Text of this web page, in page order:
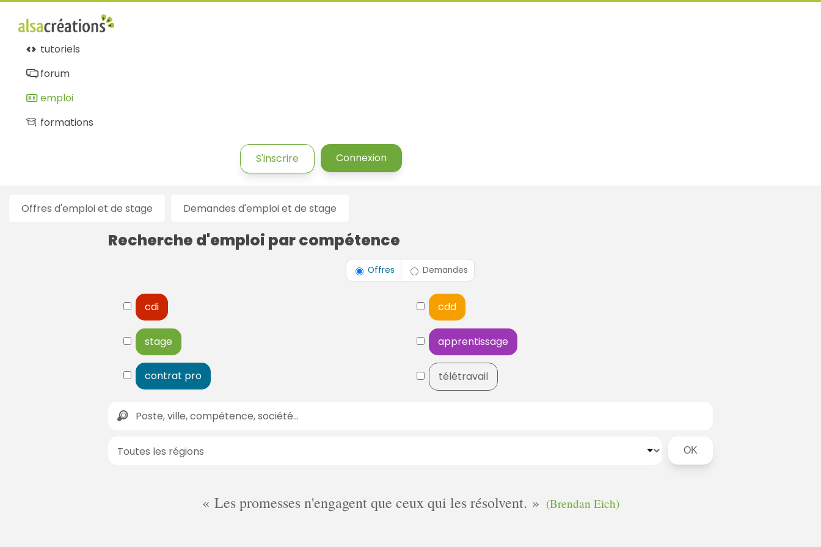
Alsacréations
emploi
tutoriels
forum
emploi
formations
S'inscrire Connexion
Offres d'emploi et de stage Demandes d'emploi et de stage
Recherche d'emploi par compétence
Type de contrat
Offres Demandes
cdi cdd
stage apprentissage
contrat pro télétravail
Région
Les promesses n'engagent que ceux qui les résolvent. (Brendan Eich)